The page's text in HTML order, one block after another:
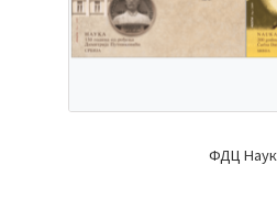
ФДЦ